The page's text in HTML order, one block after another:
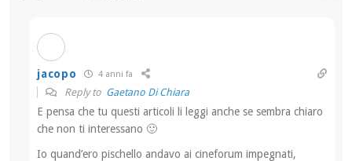
jacopo 4 anni fa
Reply to Gaetano Di Chiara
E pensa che tu questi articoli li leggi anche se sembra chiaro
che non ti interessano 🙂
Io quand’ero pischello andavo ai cineforum impegnati,